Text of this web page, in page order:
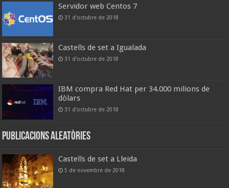
Servidor web Centos 7
31 d'octubre de 2018
Castells de set a Igualada
31 d'octubre de 2018
IBM compra Red Hat per 34.000 milions de
dòlars
31 d'octubre de 2018
Publicacions aleatòries
Castells de set a Lleida
5 de novembre de 2018